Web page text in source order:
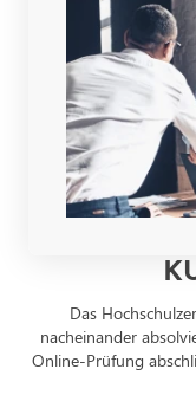
Das
nacheinander
Online-Prüfung